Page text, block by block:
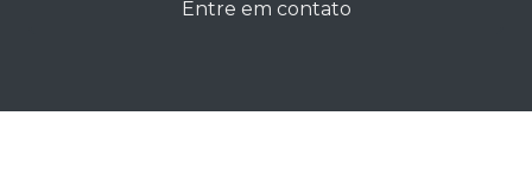
Entre em contato